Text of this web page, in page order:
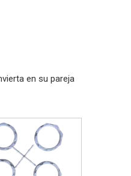
en su pareja